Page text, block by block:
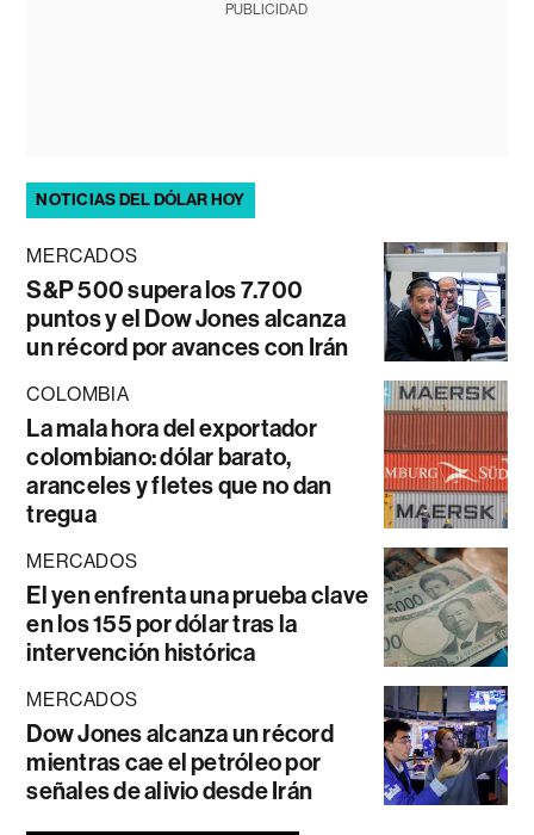
PUBLICIDAD
NOTICIAS DEL DÓLAR HOY
MERCADOS
S&P 500 supera los 7.700
puntos y el Dow Jones alcanza
un récord por avances con Irán
COLOMBIA
La mala hora del exportador
colombiano: dólar barato,
aranceles y fletes que no dan
tregua
MERCADOS
El yen enfrenta una prueba clave
en los 155 por dólar tras la
intervención histórica
MERCADOS
Dow Jones alcanza un récord
mientras cae el petróleo por
señales de alivio desde Irán